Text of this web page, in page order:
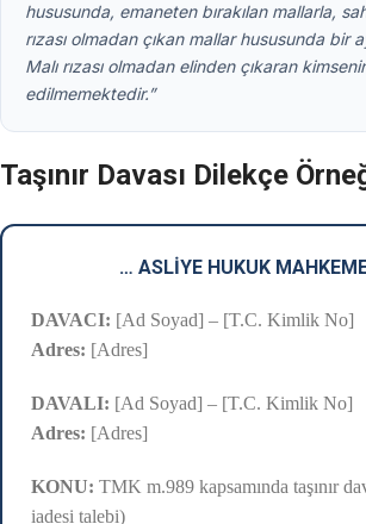
hususunda, emaneten bırakılan mallarla,
rızası olmadan çıkan mallar hususunda bir
Malı rızası olmadan elinden çıkaran
edilmemektedir.”
Taşınır Davası Dilekçe
… ASLİYE HUKUK
DAVACI: [Ad Soyad] – [T.C. Kimlik No]
Adres: [Adres]
DAVALI: [Ad Soyad] – [T.C. Kimlik No]
Adres: [Adres]
KONU: TMK m.989 kapsamında taşınır
iadesi talebi)